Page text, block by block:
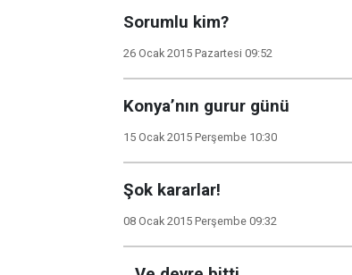
Sorumlu kim?
26 Ocak 2015 Pazartesi 09:52
Konya’nın gurur günü
15 Ocak 2015 Perşembe 10:30
Şok kararlar!
08 Ocak 2015 Perşembe 09:32